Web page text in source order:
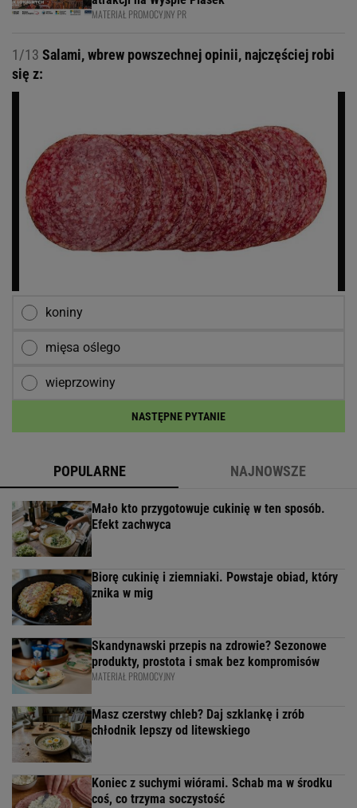
MATERIAŁ PROMOCYJNY PR
1/13 Salami, wbrew powszechnej opinii, najczęściej robi
się z:
koniny
mięsa oślego
wieprzowiny
NASTĘPNE PYTANIE
POPULARNE NAJNOWSZE
Mało kto przygotowuje cukinię w ten sposób.
Efekt zachwyca
Biorę cukinię i ziemniaki. Powstaje obiad, który
znika w mig
Skandynawski przepis na zdrowie? Sezonowe
produkty, prostota i smak bez kompromisów
MATERIAŁ PROMOCYJNY
Masz czerstwy chleb? Daj szklankę i zrób
chłodnik lepszy od litewskiego
Koniec z suchymi wiórami. Schab ma w środku
coś, co trzyma soczystość